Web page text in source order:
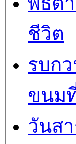
ชีวิต
รบก
ขนม
วันส